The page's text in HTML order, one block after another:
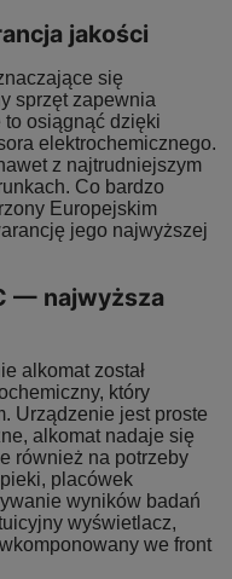
jakości
się
sprzęt zapewnia
to osiągnąć dzięki
elektrochemicznego.
z najtrudniejszym
Co bardzo
Europejskim
jego najwyższej
— najwyższa
alkomat został
który
Urządzenie jest proste
alkomat nadaje się
również na potrzeby
placówek
wyników badań
wyświetlacz,
we front